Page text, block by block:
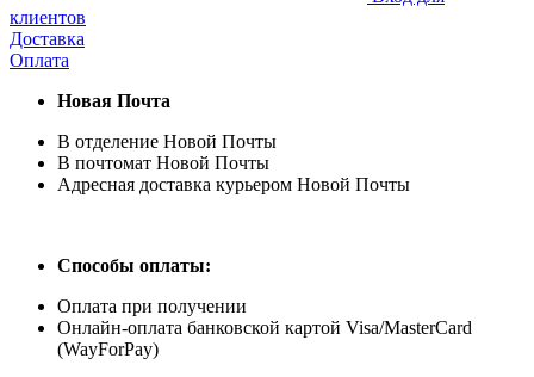
клиентов
Доставка
Оплата
Новая Почта
В отделение Новой Почты
В почтомат Новой Почты
Адресная доставка курьером Новой Почты
Способы оплаты:
Оплата при получении
Онлайн-оплата банковской картой Visa/MasterCard
(WayForPay)